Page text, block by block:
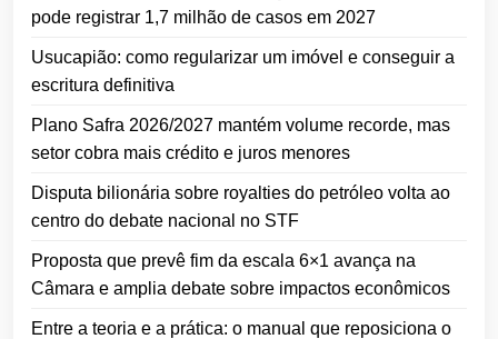
pode registrar 1,7 milhão de casos em 2027
Usucapião: como regularizar um imóvel e conseguir a
escritura definitiva
Plano Safra 2026/2027 mantém volume recorde, mas
setor cobra mais crédito e juros menores
Disputa bilionária sobre royalties do petróleo volta ao
centro do debate nacional no STF
Proposta que prevê fim da escala 6×1 avança na
Câmara e amplia debate sobre impactos econômicos
Entre a teoria e a prática: o manual que reposiciona o